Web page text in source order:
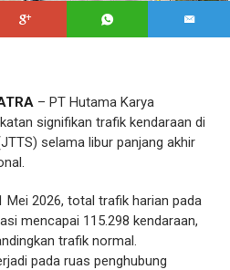
– PT Hutama Karya
signifikan trafik kendaraan di
selama libur panjang akhir
Mei 2026, total trafik harian pada
mencapai 115.298 kendaraan,
trafik normal.
pada ruas penghubung